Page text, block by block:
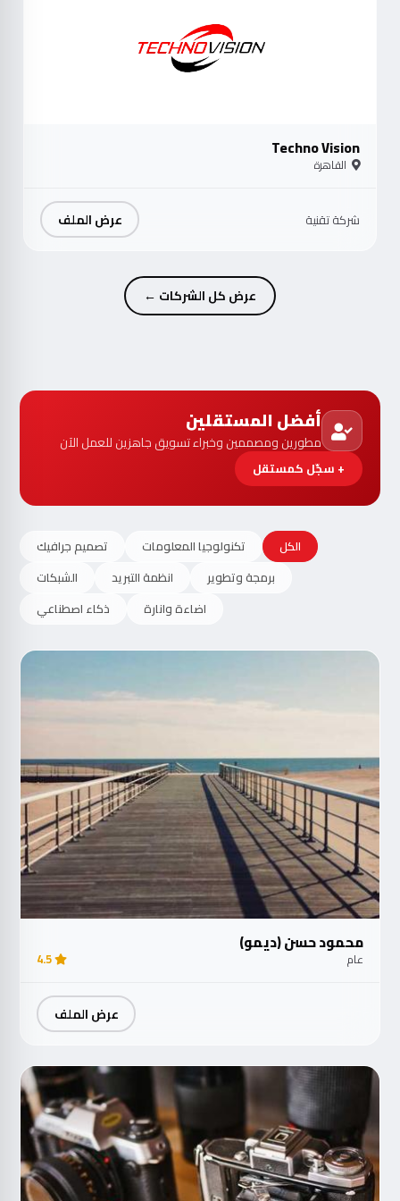
Techno Vision
القاهرة
شركة تقنية عرض الملف
عرض كل الشركات ←
أفضل المستقلين
مطورين ومصممين وخبراء تسويق جاهزين للعمل الآن
+ سجّل كمستقل
الكل تكنولوجيا المعلومات
تصميم جرافيك
برمجة وتطوير
انظمة التبريد
الشبكات
اضاءة وانارة
ذكاء اصطناعي
محمود حسن (ديمو)
عام 4.5
عرض الملف